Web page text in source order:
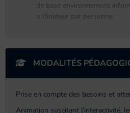
de base environnement
ordinateur par personne.
MODALITÉS
Prise en compte des besoins et
Animation suscitant l'interactivité,